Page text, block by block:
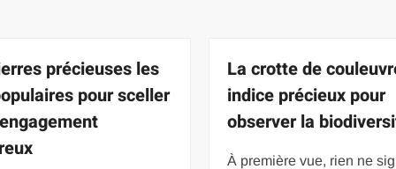
précieuses les
pour sceller
La crotte de
indice précieux pour
observer la
À première vue, rien ne